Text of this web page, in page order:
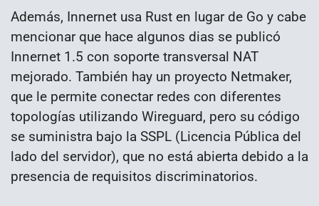
Además, Innernet usa Rust en lugar de Go y cabe
mencionar que hace algunos dias se publicó
Innernet 1.5 con soporte transversal NAT
mejorado. También hay un proyecto Netmaker,
que le permite conectar redes con diferentes
topologías utilizando Wireguard, pero su código
se suministra bajo la SSPL (Licencia Pública del
lado del servidor), que no está abierta debido a la
presencia de requisitos discriminatorios.